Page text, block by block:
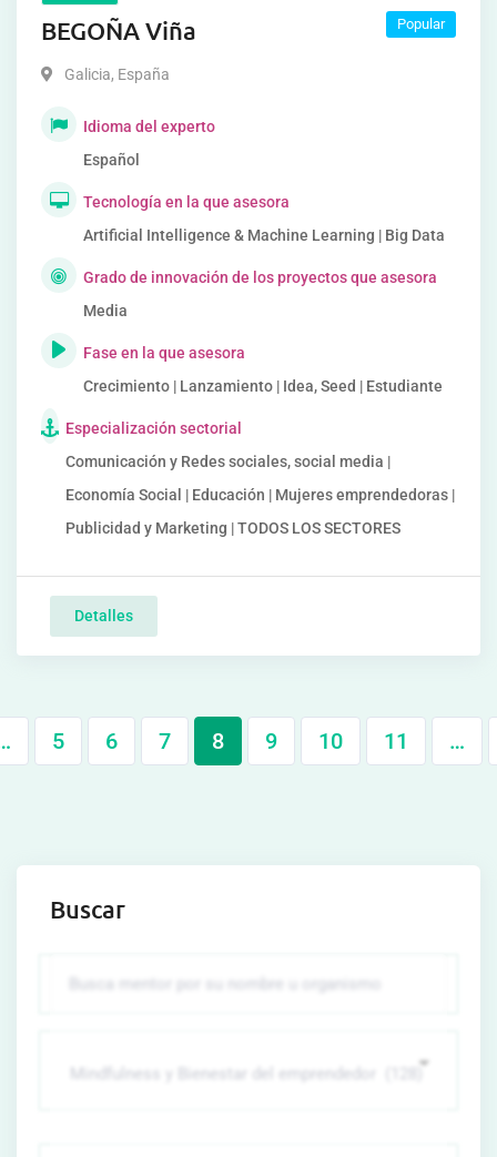
BEGOÑA Viña Popular
Galicia, España
Idioma del experto
Español
Tecnología en la que asesora
Artificial Intelligence & Machine Learning | Big Data
Grado de innovación de los proyectos que asesora
Media
Fase en la que asesora
Crecimiento | Lanzamiento | Idea, Seed | Estudiante
Especialización sectorial
Comunicación y Redes sociales, social media |
Economía Social | Educación | Mujeres emprendedoras |
Publicidad y Marketing | TODOS LOS SECTORES
Detalles
5 6 7 8 9 10 11 …
Buscar